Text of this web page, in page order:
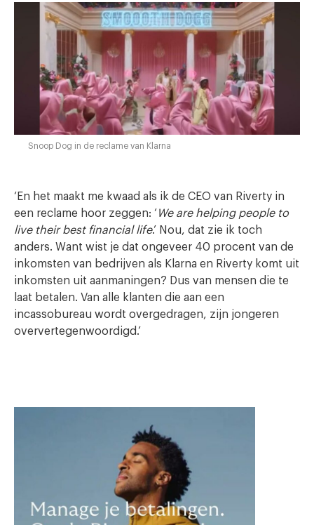
Snoop Dog in de reclame van Klarna
‘En het maakt me kwaad als ik de CEO van Riverty in
een reclame hoor zeggen: ‘We are helping people to
live their best financial life.’ Nou, dat zie ik toch
anders. Want wist je dat ongeveer 40 procent van de
inkomsten van bedrijven als Klarna en Riverty komt uit
inkomsten uit aanmaningen? Dus van mensen die te
laat betalen. Van alle klanten die aan een
incassobureau wordt overgedragen, zijn jongeren
oververtegenwoordigd.’